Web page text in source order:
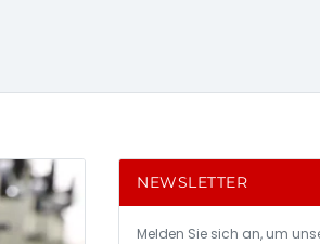
NEWSLETTER
Melden Sie sich an, um